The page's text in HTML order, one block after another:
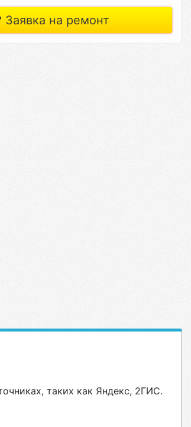
Заявка на ремонт
таких как Яндекс, 2ГИС.